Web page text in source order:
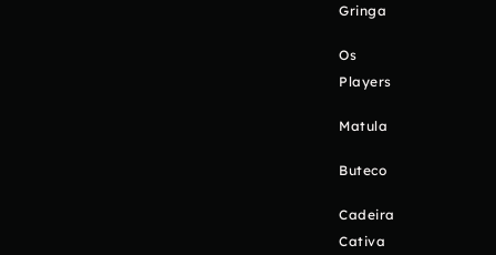
Gringa
Os
Players
Matula
Buteco
Cadeira
Cativa